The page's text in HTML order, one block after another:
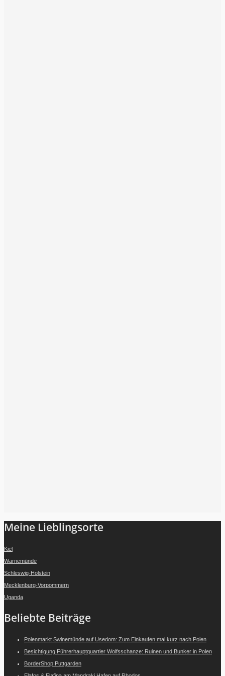
Meine Lieblingsorte
Kiel
Warnemünde
Schleswig-Holstein
Mecklenburg-Vorpommern
Uganda
Beliebte Beiträge
Polenmarkt Swinemünde auf Usedom: Zum Einkaufen mal kurz nach Polen
Besichtigung Führerhauptquartier Wolfsschanze: Ruinen und Bunker in Polen
BorderShop Puttgarden